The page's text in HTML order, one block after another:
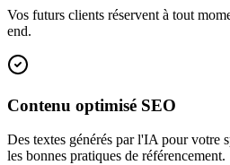
Vos futurs clients réservent à tout
end.
Contenu optimisé SEO
Des textes générés par l'IA pour votre
les bonnes pratiques de référencement.